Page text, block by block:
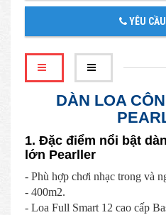
YÊU
DÀN LOA
1. Đặc điểm nổi bật
lớn Pearller
- Phù hợp chơi nhạc trong và
- 400m2.
- Loa Full Smart 12 cao cấp